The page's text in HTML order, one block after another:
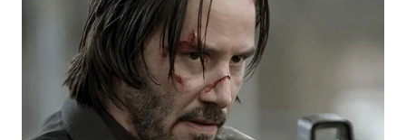
BOROBUDUR
WN
MADURA